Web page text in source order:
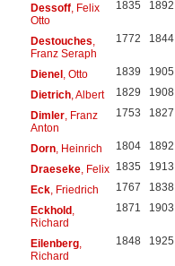
Dessoff, Felix
Otto
1835 1892
Destouches
Franz Seraph
1772 1844
Dienel, Otto 1839 1905
Dietrich, Albert 1829 1908
Dimler, Franz
Anton
1753 1827
Dorn, Heinrich 1804 1892
Draeseke, Felix 1835 1913
Eck, Friedrich 1767 1838
Eckhold,
Richard
1871 1903
Eilenberg,
Richard
1848 1925